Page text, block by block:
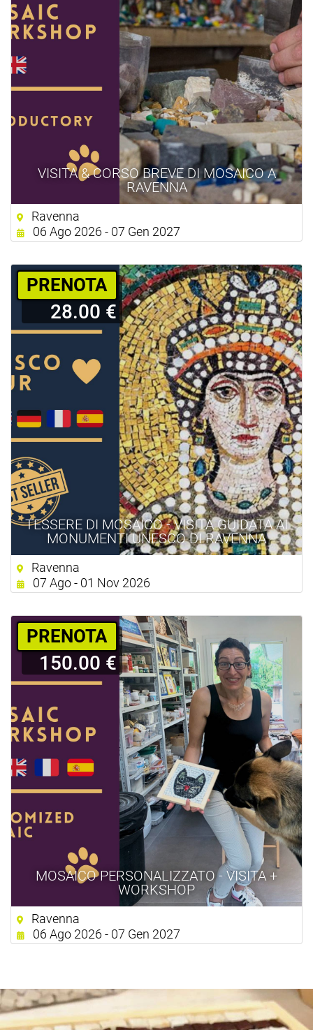
VISITA & CORSO BREVE DI MOSAICO A
RAVENNA
Ravenna
06 Ago 2026 - 07 Gen 2027
TESSERE DI MOSAICO - VISITA GUIDATA AI
MONUMENTI UNESCO DI RAVENNA
PRENOTA
28.00 €
Ravenna
07 Ago - 01 Nov 2026
MOSAICO PERSONALIZZATO - VISITA +
WORKSHOP
PRENOTA
150.00 €
Ravenna
06 Ago 2026 - 07 Gen 2027